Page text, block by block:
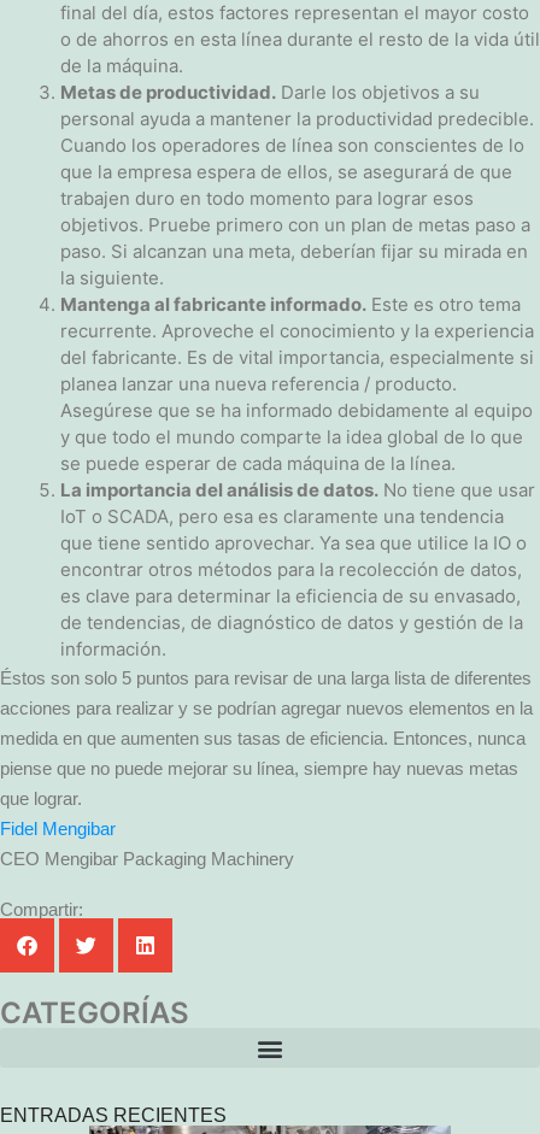
final del día, estos factores representan el mayor costo
o de ahorros en esta línea durante el resto de la vida útil
de la máquina.
Metas de productividad. Darle los objetivos a su
personal ayuda a mantener la productividad predecible.
Cuando los operadores de línea son conscientes de lo
que la empresa espera de ellos, se asegurará de que
trabajen duro en todo momento para lograr esos
objetivos. Pruebe primero con un plan de metas paso a
paso. Si alcanzan una meta, deberían fijar su mirada en
la siguiente.
Mantenga al fabricante informado. Este es otro tema
recurrente. Aproveche el conocimiento y la experiencia
del fabricante. Es de vital importancia, especialmente si
planea lanzar una nueva referencia / producto.
Asegúrese que se ha informado debidamente al equipo
y que todo el mundo comparte la idea global de lo que
se puede esperar de cada máquina de la línea.
La importancia del análisis de datos. No tiene que usar
IoT o SCADA, pero esa es claramente una tendencia
que tiene sentido aprovechar. Ya sea que utilice la IO o
encontrar otros métodos para la recolección de datos,
es clave para determinar la eficiencia de su envasado,
de tendencias, de diagnóstico de datos y gestión de la
información.
Éstos son solo 5 puntos para revisar de una larga lista de diferentes
acciones para realizar y se podrían agregar nuevos elementos en la
medida en que aumenten sus tasas de eficiencia. Entonces, nunca
piense que no puede mejorar su línea, siempre hay nuevas metas
que lograr.
Fidel Mengibar
CEO Mengibar Packaging Machinery
Compartir:
CATEGORÍAS
ENTRADAS RECIENTES